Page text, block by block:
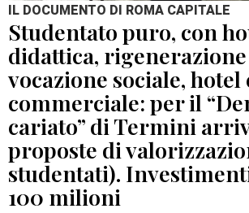
IL DOCUMENTO DI ROMA CAPITALE
Studentato puro, con
didattica,
vocazione sociale, hotel
commerciale: per il
cariato” di Termini
proposte di
studentati).
100 milioni